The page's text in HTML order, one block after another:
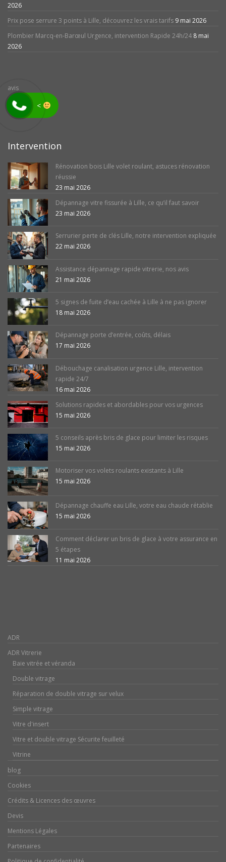
2026
Prix pose serrure 3 points à Lille, découvrez les vrais tarifs 9 mai 2026
Plombier Marcq-en-Barœul Urgence, intervention Rapide 24h/24 8 mai
2026
avis
Intervention
Rénovation bois Lille volet roulant, astuces rénovation
réussie
23 mai 2026
Dépannage vitre fissurée à Lille, ce qu’il faut savoir
23 mai 2026
Serrurier perte de clés Lille, notre intervention expliquée
22 mai 2026
Assistance dépannage rapide vitrerie, nos avis
21 mai 2026
5 signes de fuite d’eau cachée à Lille à ne pas ignorer
18 mai 2026
Dépannage porte d’entrée, coûts, délais
17 mai 2026
Débouchage canalisation urgence Lille, intervention
rapide 24/7
16 mai 2026
Solutions rapides et abordables pour vos urgences
15 mai 2026
5 conseils après bris de glace pour limiter les risques
15 mai 2026
Motoriser vos volets roulants existants à Lille
15 mai 2026
Dépannage chauffe eau Lille, votre eau chaude rétablie
15 mai 2026
Comment déclarer un bris de glace à votre assurance en
5 étapes
11 mai 2026
ADR
ADR Vitrerie
Baie vitrée et véranda
Double vitrage
Réparation de double vitrage sur velux
Simple vitrage
Vitre d'insert
Vitre et double vitrage Sécurite feuilleté
Vitrine
blog
Cookies
Crédits & Licences des œuvres
Devis
Mentions Légales
Partenaires
<